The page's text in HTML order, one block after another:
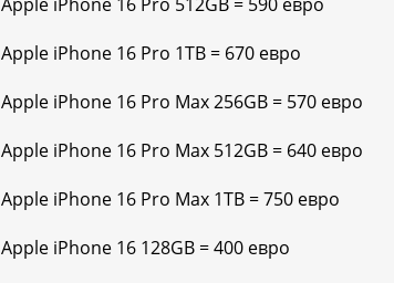
Apple iPhone 16 Pro 1TB = 670 евро
Apple iPhone 16 Pro Max 256GB = 570 евро
Apple iPhone 16 Pro Max 512GB = 640 евро
Apple iPhone 16 Pro Max 1TB = 750 евро
Apple iPhone 16 128GB = 400 евро